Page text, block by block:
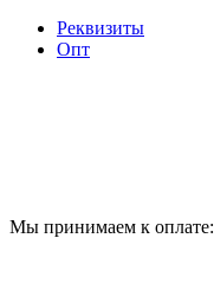
Реквизиты
Опт
Мы принимаем к оплате: